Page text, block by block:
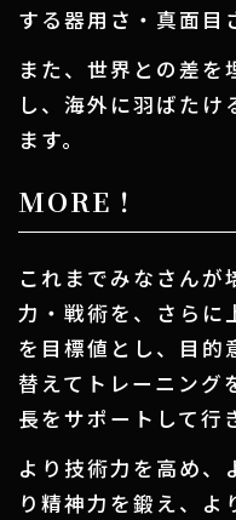
する器用さ・真面目
また、世界との差を
し、 海外に羽ばたけ
ます。
MORE！
これまでみなさんが
力・戦術を、 さらに
を目標値とし、 目的
替えてトレーニング
長をサポートして行
より技術力を高め、
り精神力を鍛え、よ